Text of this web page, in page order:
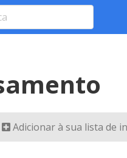
Adicionar à sua lista de